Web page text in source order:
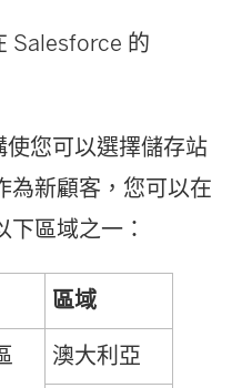
)
啟
Salesforce 的
您可以選擇儲存站
為新顧客，您可以在
下區域之一：
區域
澳大利亞